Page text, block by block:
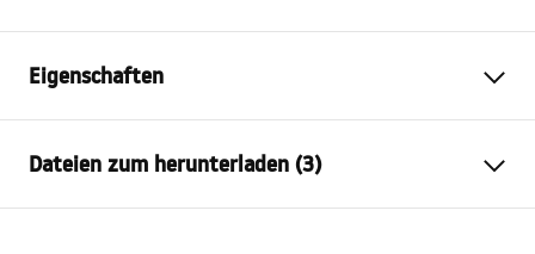
Eigenschaften
Breite
800mm
Tiefe
30mm
Dateien zum herunterladen (3)